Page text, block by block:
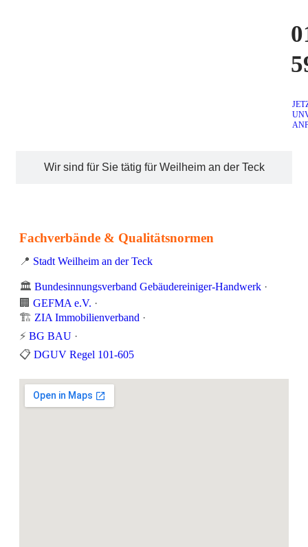
Wir sind für Sie tätig für Weilheim an der Teck
Fachverbände & Qualitätsnormen
📍 Stadt Weilheim an der Teck
🏛️ Bundesinnungsverband Gebäudereiniger-Handwerk ·
🏢 GEFMA e.V. ·
🏗️ ZIA Immobilienverband ·
⚡ BG BAU ·
📋 DGUV Regel 101-605